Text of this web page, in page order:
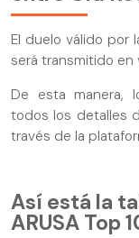
El duelo válido
será transmitido
De esta manera,
todos los detalles
través de la
Así está la
ARUSA Top